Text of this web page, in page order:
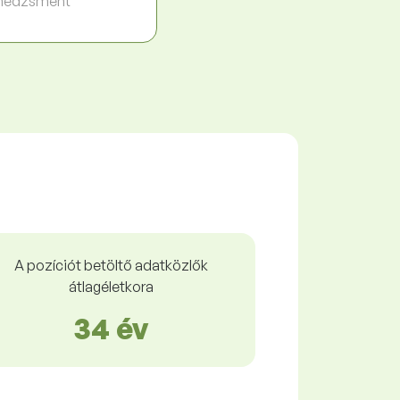
A pozíciót betöltő adatközlők
átlagéletkora
34 év